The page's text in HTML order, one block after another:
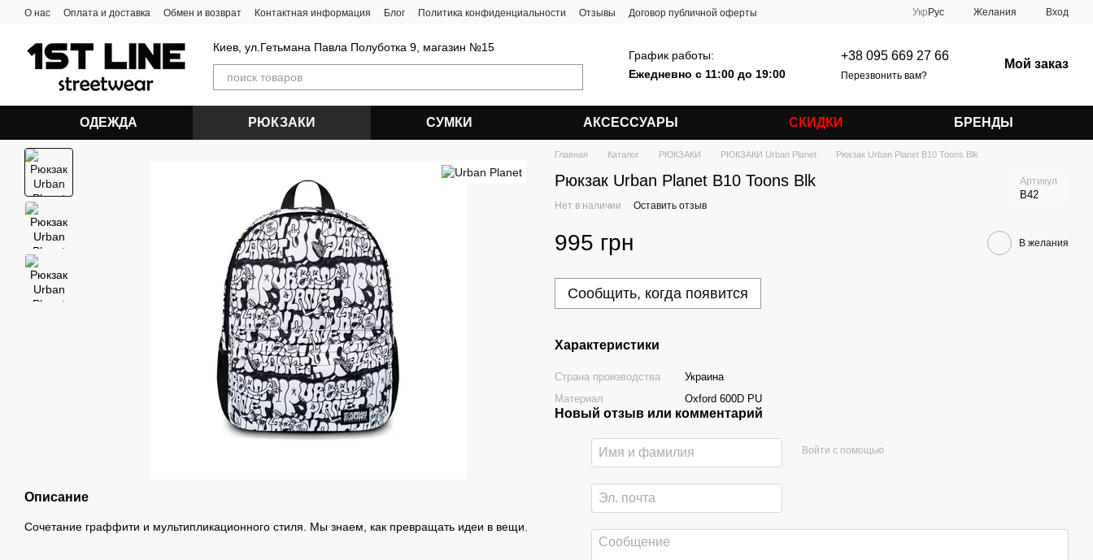
Перейти к основному контенту
О нас Оплата и доставка Обмен и возврат Контактная информация Блог Политика конфиденциальности Отзывы Договор публичной оферты Укр Рус Желания Вход
Киев, ул.Гетьмана Павла Полуботка 9, магазин №15
График работы:
Ежедневно с 11:00 до 19:00
+38 095 669 27 66
Перезвонить вам?
Мой заказ
ОДЕЖДА РЮКЗАКИ СУМКИ АКСЕССУАРЫ СКИДКИ БРЕНДЫ
Описание
Сочетание граффити и мультипликационного стиля. Мы знаем, как превращать идеи в вещи.
Главная Каталог РЮКЗАКИ РЮКЗАКИ Urban Planet Рюкзак Urban Planet B10 Toons Blk
Рюкзак Urban Planet B10 Toons Blk Артикул
B42
Нет в наличии Оставить отзыв
995 грн В желания
Сообщить, когда появится
Характеристики
Страна производства
Украина
Материал
Oxford 600D PU
Новый отзыв или комментарий
Войти с помощью